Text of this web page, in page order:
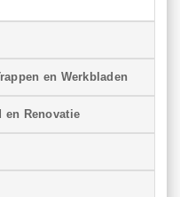
en Werkbladen
en Renovatie